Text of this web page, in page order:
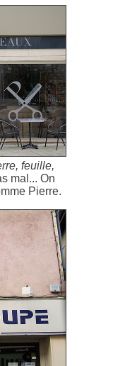
feuille,
mal... On
Pierre.